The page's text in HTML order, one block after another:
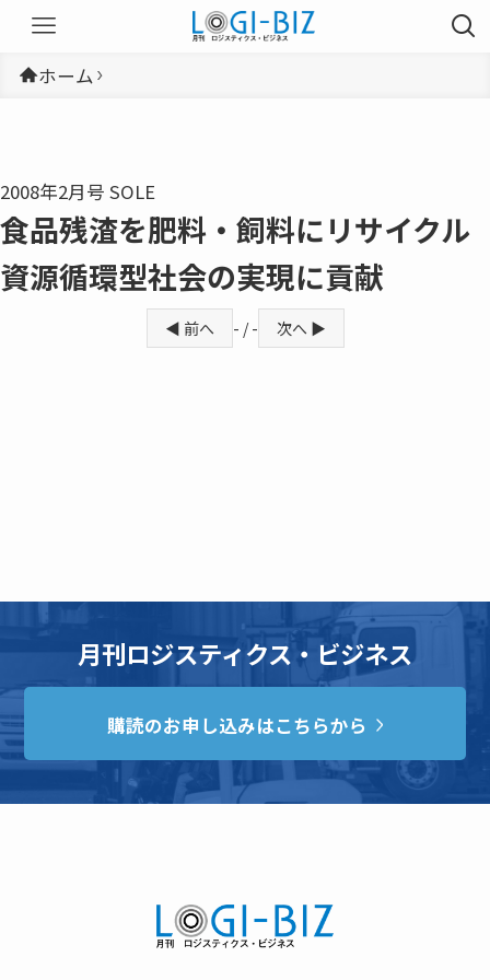
ホーム
2008年2月号 SOLE
食品残渣を肥料・飼料にリサイクル
資源循環型社会の実現に貢献
◀ 前へ - / - 次へ ▶
月刊ロジスティクス・ビジネス
購読のお申し込みはこちらから